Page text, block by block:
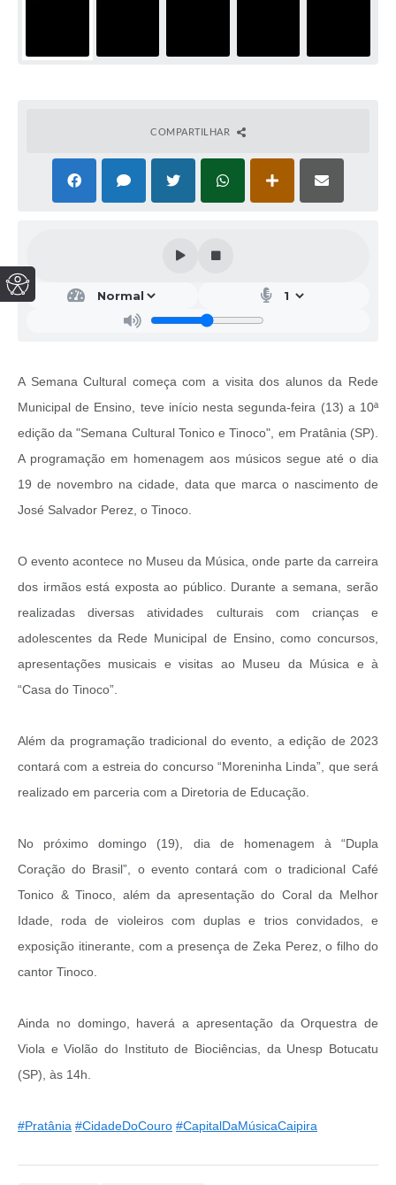
COMPARTILHAR
A Semana Cultural começa com a visita dos alunos da Rede
Municipal de Ensino, teve início nesta segunda-feira (13) a 10ª
edição da "Semana Cultural Tonico e Tinoco", em Pratânia (SP).
A programação em homenagem aos músicos segue até o dia
19 de novembro na cidade, data que marca o nascimento de
José Salvador Perez, o Tinoco.
O evento acontece no Museu da Música, onde parte da carreira
dos irmãos está exposta ao público. Durante a semana, serão
realizadas diversas atividades culturais com crianças e
adolescentes da Rede Municipal de Ensino, como concursos,
apresentações musicais e visitas ao Museu da Música e à
“Casa do Tinoco”.
Além da programação tradicional do evento, a edição de 2023
contará com a estreia do concurso “Moreninha Linda”, que será
realizado em parceria com a Diretoria de Educação.
No próximo domingo (19), dia de homenagem à “Dupla
Coração do Brasil”, o evento contará com o tradicional Café
Tonico & Tinoco, além da apresentação do Coral da Melhor
Idade, roda de violeiros com duplas e trios convidados, e
exposição itinerante, com a presença de Zeka Perez, o filho do
cantor Tinoco.
Ainda no domingo, haverá a apresentação da Orquestra de
Viola e Violão do Instituto de Biociências, da Unesp Botucatu
(SP), às 14h.
#Pratânia #CidadeDoCouro #CapitalDaMúsicaCaipira